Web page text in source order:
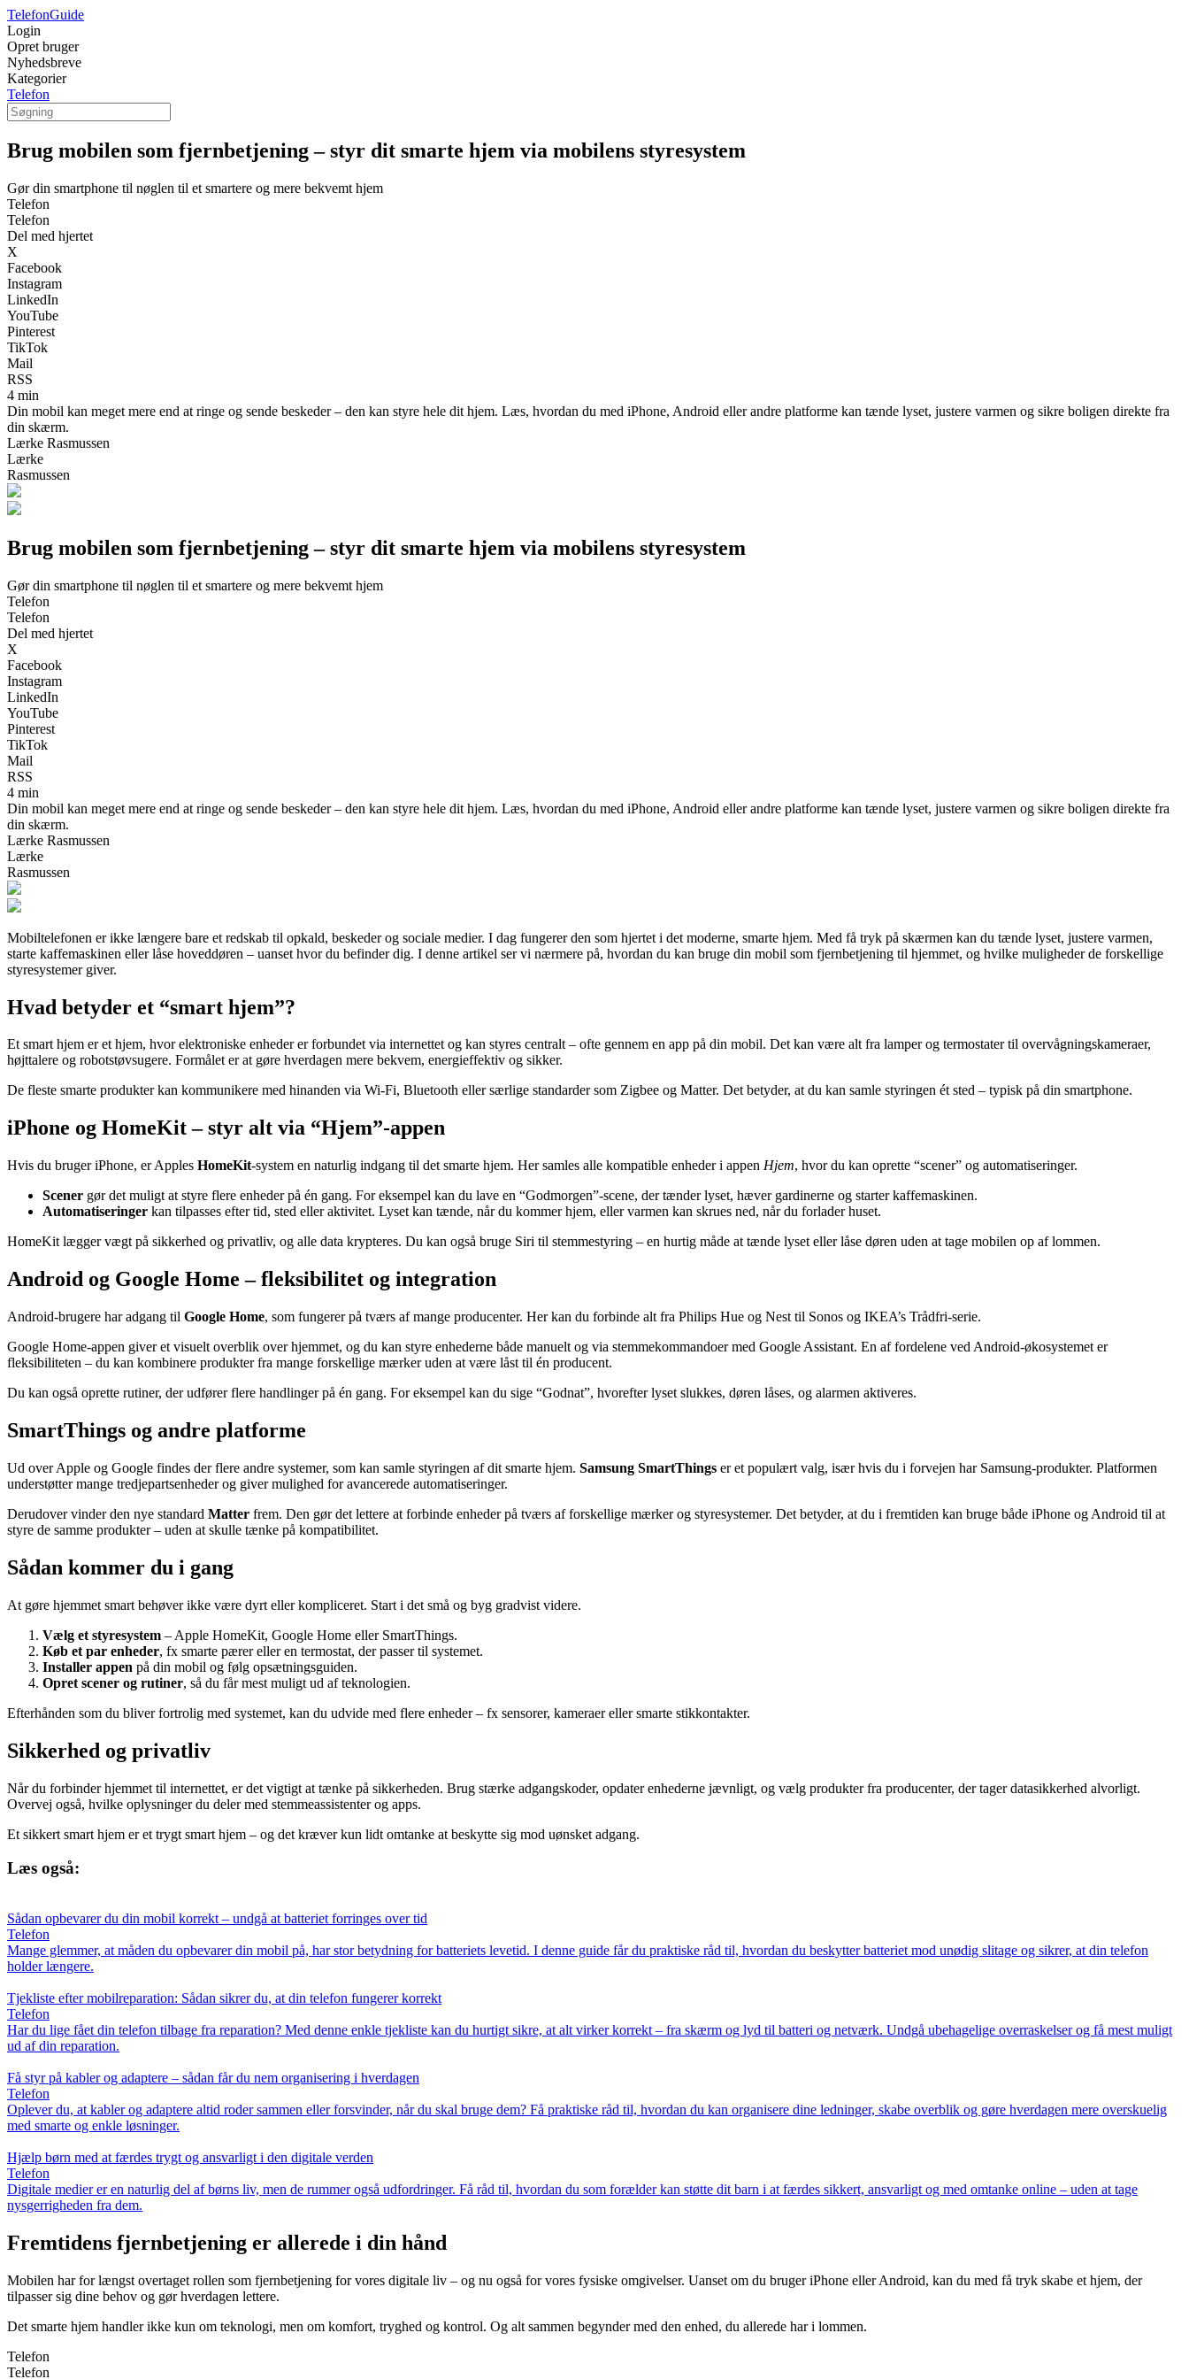
TelefonGuide
Login
Opret bruger
Nyhedsbreve
Kategorier
Telefon
Brug mobilen som fjernbetjening – styr dit smarte hjem via mobilens styresystem
Gør din smartphone til nøglen til et smartere og mere bekvemt hjem
Telefon
Telefon
Del med hjertet
X
Facebook
Instagram
LinkedIn
YouTube
Pinterest
TikTok
Mail
RSS
4 min
Din mobil kan meget mere end at ringe og sende beskeder – den kan styre hele dit hjem. Læs, hvordan du med iPhone, Android eller andre platforme kan tænde lyset, justere varmen og sikre boligen direkte fra
din skærm.
Lærke Rasmussen
Lærke
Rasmussen
Brug mobilen som fjernbetjening – styr dit smarte hjem via mobilens styresystem
Gør din smartphone til nøglen til et smartere og mere bekvemt hjem
Telefon
Telefon
Del med hjertet
X
Facebook
Instagram
LinkedIn
YouTube
Pinterest
TikTok
Mail
RSS
4 min
Din mobil kan meget mere end at ringe og sende beskeder – den kan styre hele dit hjem. Læs, hvordan du med iPhone, Android eller andre platforme kan tænde lyset, justere varmen og sikre boligen direkte fra
din skærm.
Lærke Rasmussen
Lærke
Rasmussen
Mobiltelefonen er ikke længere bare et redskab til opkald, beskeder og sociale medier. I dag fungerer den som hjertet i det moderne, smarte hjem. Med få tryk på skærmen kan du tænde lyset, justere varmen,
starte kaffemaskinen eller låse hoveddøren – uanset hvor du befinder dig. I denne artikel ser vi nærmere på, hvordan du kan bruge din mobil som fjernbetjening til hjemmet, og hvilke muligheder de forskellige
styresystemer giver.
Hvad betyder et “smart hjem”?
Et smart hjem er et hjem, hvor elektroniske enheder er forbundet via internettet og kan styres centralt – ofte gennem en app på din mobil. Det kan være alt fra lamper og termostater til overvågningskameraer,
højttalere og robotstøvsugere. Formålet er at gøre hverdagen mere bekvem, energieffektiv og sikker.
De fleste smarte produkter kan kommunikere med hinanden via Wi-Fi, Bluetooth eller særlige standarder som Zigbee og Matter. Det betyder, at du kan samle styringen ét sted – typisk på din smartphone.
iPhone og HomeKit – styr alt via “Hjem”-appen
Hvis du bruger iPhone, er Apples HomeKit-system en naturlig indgang til det smarte hjem. Her samles alle kompatible enheder i appen Hjem, hvor du kan oprette “scener” og automatiseringer.
Scener gør det muligt at styre flere enheder på én gang. For eksempel kan du lave en “Godmorgen”-scene, der tænder lyset, hæver gardinerne og starter kaffemaskinen.
Automatiseringer kan tilpasses efter tid, sted eller aktivitet. Lyset kan tænde, når du kommer hjem, eller varmen kan skrues ned, når du forlader huset.
HomeKit lægger vægt på sikkerhed og privatliv, og alle data krypteres. Du kan også bruge Siri til stemmestyring – en hurtig måde at tænde lyset eller låse døren uden at tage mobilen op af lommen.
Android og Google Home – fleksibilitet og integration
Android-brugere har adgang til Google Home, som fungerer på tværs af mange producenter. Her kan du forbinde alt fra Philips Hue og Nest til Sonos og IKEA’s Trådfri-serie.
Google Home-appen giver et visuelt overblik over hjemmet, og du kan styre enhederne både manuelt og via stemmekommandoer med Google Assistant. En af fordelene ved Android-økosystemet er
fleksibiliteten – du kan kombinere produkter fra mange forskellige mærker uden at være låst til én producent.
Du kan også oprette rutiner, der udfører flere handlinger på én gang. For eksempel kan du sige “Godnat”, hvorefter lyset slukkes, døren låses, og alarmen aktiveres.
SmartThings og andre platforme
Ud over Apple og Google findes der flere andre systemer, som kan samle styringen af dit smarte hjem. Samsung SmartThings er et populært valg, især hvis du i forvejen har Samsung-produkter. Platformen
understøtter mange tredjepartsenheder og giver mulighed for avancerede automatiseringer.
Derudover vinder den nye standard Matter frem. Den gør det lettere at forbinde enheder på tværs af forskellige mærker og styresystemer. Det betyder, at du i fremtiden kan bruge både iPhone og Android til at
styre de samme produkter – uden at skulle tænke på kompatibilitet.
Sådan kommer du i gang
At gøre hjemmet smart behøver ikke være dyrt eller kompliceret. Start i det små og byg gradvist videre.
Vælg et styresystem – Apple HomeKit, Google Home eller SmartThings.
Køb et par enheder, fx smarte pærer eller en termostat, der passer til systemet.
Installer appen på din mobil og følg opsætningsguiden.
Opret scener og rutiner, så du får mest muligt ud af teknologien.
Efterhånden som du bliver fortrolig med systemet, kan du udvide med flere enheder – fx sensorer, kameraer eller smarte stikkontakter.
Sikkerhed og privatliv
Når du forbinder hjemmet til internettet, er det vigtigt at tænke på sikkerheden. Brug stærke adgangskoder, opdater enhederne jævnligt, og vælg produkter fra producenter, der tager datasikkerhed alvorligt.
Overvej også, hvilke oplysninger du deler med stemmeassistenter og apps.
Et sikkert smart hjem er et trygt smart hjem – og det kræver kun lidt omtanke at beskytte sig mod uønsket adgang.
Læs også:
Sådan opbevarer du din mobil korrekt – undgå at batteriet forringes over tid
Telefon
Mange glemmer, at måden du opbevarer din mobil på, har stor betydning for batteriets levetid. I denne guide får du praktiske råd til, hvordan du beskytter batteriet mod unødig slitage og sikrer, at din telefon
holder længere.
Tjekliste efter mobilreparation: Sådan sikrer du, at din telefon fungerer korrekt
Telefon
Har du lige fået din telefon tilbage fra reparation? Med denne enkle tjekliste kan du hurtigt sikre, at alt virker korrekt – fra skærm og lyd til batteri og netværk. Undgå ubehagelige overraskelser og få mest muligt
ud af din reparation.
Få styr på kabler og adaptere – sådan får du nem organisering i hverdagen
Telefon
Oplever du, at kabler og adaptere altid roder sammen eller forsvinder, når du skal bruge dem? Få praktiske råd til, hvordan du kan organisere dine ledninger, skabe overblik og gøre hverdagen mere overskuelig
med smarte og enkle løsninger.
Hjælp børn med at færdes trygt og ansvarligt i den digitale verden
Telefon
Digitale medier er en naturlig del af børns liv, men de rummer også udfordringer. Få råd til, hvordan du som forælder kan støtte dit barn i at færdes sikkert, ansvarligt og med omtanke online – uden at tage
nysgerrigheden fra dem.
Fremtidens fjernbetjening er allerede i din hånd
Mobilen har for længst overtaget rollen som fjernbetjening for vores digitale liv – og nu også for vores fysiske omgivelser. Uanset om du bruger iPhone eller Android, kan du med få tryk skabe et hjem, der
tilpasser sig dine behov og gør hverdagen lettere.
Det smarte hjem handler ikke kun om teknologi, men om komfort, tryghed og kontrol. Og alt sammen begynder med den enhed, du allerede har i lommen.
Telefon
Telefon